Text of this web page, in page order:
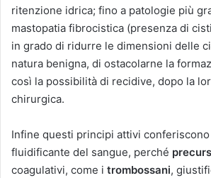
ritenzione idrica; fino a patologie più
mastopatia fibrocistica (presenza di
in grado di ridurre le dimensioni delle
natura benigna, di ostacolarne la
così la possibilità di recidive, dopo la
chirurgica.
Infine questi principi attivi conferiscono
fluidificante del sangue, perché
coagulativi, come i trombossani,